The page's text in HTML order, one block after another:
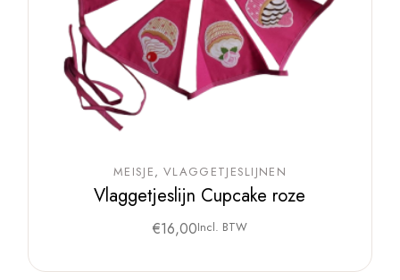
MEISJE VLAGGETJESLIJNEN
Vlaggetjeslijn Cupcake roze
€16,00Incl. BTW